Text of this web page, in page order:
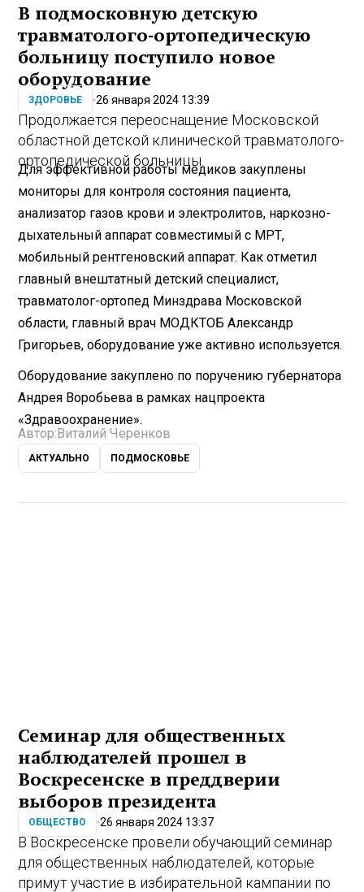
В подмосковную детскую
травматолого-ортопедическую
больницу поступило новое
оборудование
ЗДОРОВЬЕ 26 января 2024 13:39
Продолжается переоснащение Московской
областной детской клинической травматолого-
ортопедической больницы.
Для эффективной работы медиков закуплены
мониторы для контроля состояния пациента,
анализатор газов крови и электролитов, наркозно-
дыхательный аппарат совместимый с МРТ,
мобильный рентгеновский аппарат. Как отметил
главный внештатный детский специалист,
травматолог-ортопед Минздрава Московской
области, главный врач МОДКТОБ Александр
Григорьев, оборудование уже активно используется.
Оборудование закуплено по поручению губернатора
Андрея Воробьева в рамках нацпроекта
«Здравоохранение».
Автор: Виталий Черенков
АКТУАЛЬНО ПОДМОСКОВЬЕ
Семинар для общественных
наблюдателей прошел в
Воскресенске в преддверии
выборов президента
ОБЩЕСТВО 26 января 2024 13:37
В Воскресенске провели обучающий семинар
для общественных наблюдателей, которые
примут участие в избирательной кампании по